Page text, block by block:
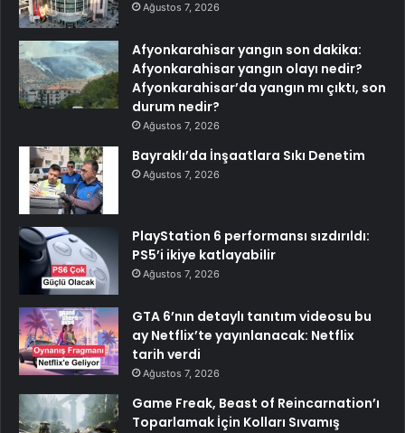
Ağustos 7, 2026
Afyonkarahisar yangın son dakika:
Afyonkarahisar yangın olayı nedir?
Afyonkarahisar’da yangın mı çıktı, son
durum nedir?
Ağustos 7, 2026
Bayraklı’da İnşaatlara Sıkı Denetim
Ağustos 7, 2026
PlayStation 6 performansı sızdırıldı:
PS5’i ikiye katlayabilir
Ağustos 7, 2026
GTA 6’nın detaylı tanıtım videosu bu
ay Netflix’te yayınlanacak: Netflix
tarih verdi
Ağustos 7, 2026
Game Freak, Beast of Reincarnation’ı
Toparlamak İçin Kolları Sıvamış